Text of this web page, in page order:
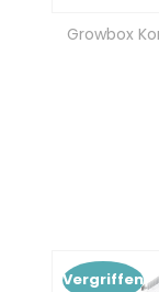
Growbox
Vergriffen